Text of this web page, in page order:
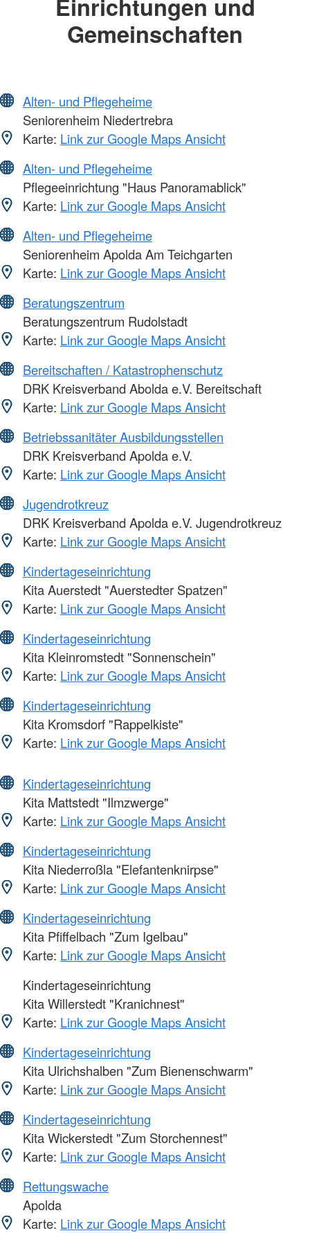
Einrichtungen und
Gemeinschaften
Alten- und Pflegeheime
Seniorenheim Niedertrebra
Karte: Link zur Google Maps Ansicht
Alten- und Pflegeheime
Pflegeeinrichtung "Haus Panoramablick"
Karte: Link zur Google Maps Ansicht
Alten- und Pflegeheime
Seniorenheim Apolda Am Teichgarten
Karte: Link zur Google Maps Ansicht
Beratungszentrum
Beratungszentrum Rudolstadt
Karte: Link zur Google Maps Ansicht
Bereitschaften / Katastrophenschutz
DRK Kreisverband Abolda e.V. Bereitschaft
Karte: Link zur Google Maps Ansicht
Betriebssanitäter Ausbildungsstellen
DRK Kreisverband Apolda e.V.
Karte: Link zur Google Maps Ansicht
Jugendrotkreuz
DRK Kreisverband Apolda e.V. Jugendrotkreuz
Karte: Link zur Google Maps Ansicht
Kindertageseinrichtung
Kita Auerstedt "Auerstedter Spatzen"
Karte: Link zur Google Maps Ansicht
Kindertageseinrichtung
Kita Kleinromstedt "Sonnenschein"
Karte: Link zur Google Maps Ansicht
Kindertageseinrichtung
Kita Kromsdorf "Rappelkiste"
Karte: Link zur Google Maps Ansicht
Kindertageseinrichtung
Kita Mattstedt "Ilmzwerge"
Karte: Link zur Google Maps Ansicht
Kindertageseinrichtung
Kita Niederroßla "Elefantenknirpse"
Karte: Link zur Google Maps Ansicht
Kindertageseinrichtung
Kita Pfiffelbach "Zum Igelbau"
Karte: Link zur Google Maps Ansicht
Kindertageseinrichtung
Kita Willerstedt "Kranichnest"
Karte: Link zur Google Maps Ansicht
Kindertageseinrichtung
Kita Ulrichshalben "Zum Bienenschwarm"
Karte: Link zur Google Maps Ansicht
Kindertageseinrichtung
Kita Wickerstedt "Zum Storchennest"
Karte: Link zur Google Maps Ansicht
Rettungswache
Apolda
Karte: Link zur Google Maps Ansicht